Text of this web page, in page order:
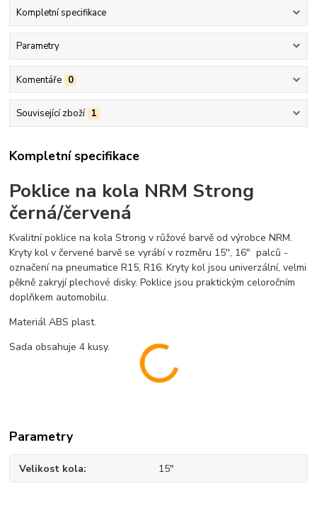
Kompletní specifikace
Parametry
Komentáře 0
Související zboží 1
Kompletní specifikace
Poklice na kola NRM Strong
černá/červená
Kvalitní poklice na kola Strong v růžové barvě od výrobce NRM.
Kryty kol v červené barvě se vyrábí v rozměru 15'', 16" palců -
označení na pneumatice R15, R16. Kryty kol jsou univerzální, velmi
pěkně zakryjí plechové disky. Poklice jsou praktickým celoročním
doplňkem automobilu.
Materiál ABS plast.
Sada obsahuje 4 kusy.
Parametry
Velikost kola 15"